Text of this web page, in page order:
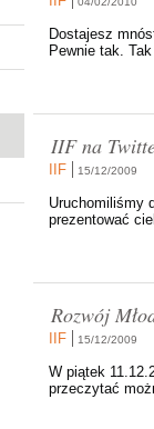
Dostajesz
Pewnie tak.
IIF na
IIF 15/12/2009
Uruchomiliśmy
prezentować
Rozwój
IIF 15/12/2009
W piątek
przeczytać